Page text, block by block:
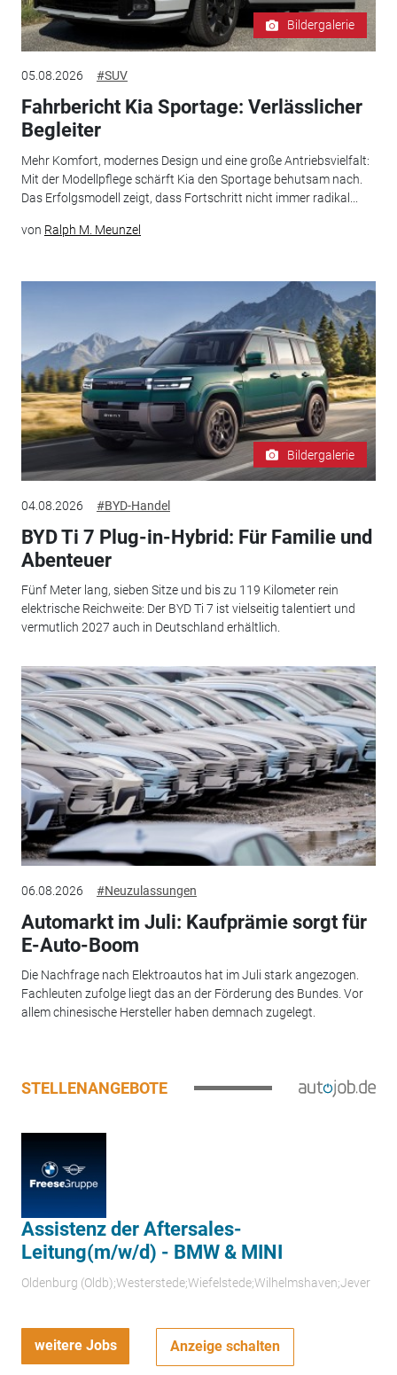
Bildergalerie
05.08.2026 #SUV
Fahrbericht Kia Sportage: Verlässlicher
Begleiter
Mehr Komfort, modernes Design und eine große Antriebsvielfalt:
Mit der Modellpflege schärft Kia den Sportage behutsam nach.
Das Erfolgsmodell zeigt, dass Fortschritt nicht immer radikal...
von Ralph M. Meunzel
Bildergalerie
04.08.2026 #BYD-Handel
BYD Ti 7 Plug-in-Hybrid: Für Familie und
Abenteuer
Fünf Meter lang, sieben Sitze und bis zu 119 Kilometer rein
elektrische Reichweite: Der BYD Ti 7 ist vielseitig talentiert und
vermutlich 2027 auch in Deutschland erhältlich.
06.08.2026 #Neuzulassungen
Automarkt im Juli: Kaufprämie sorgt für
E-Auto-Boom
Die Nachfrage nach Elektroautos hat im Juli stark angezogen.
Fachleuten zufolge liegt das an der Förderung des Bundes. Vor
allem chinesische Hersteller haben demnach zugelegt.
STELLENANGEBOTE
Assistenz der Aftersales-
Leitung(m/w/d) - BMW & MINI
Oldenburg (Oldb);Westerstede;Wiefelstede;Wilhelmshaven;Jever
weitere Jobs Anzeige schalten